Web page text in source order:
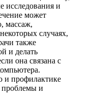
исследования и
может
массаж,
случаях,
также
и делать
она связана с
и профилактике
проблемы и